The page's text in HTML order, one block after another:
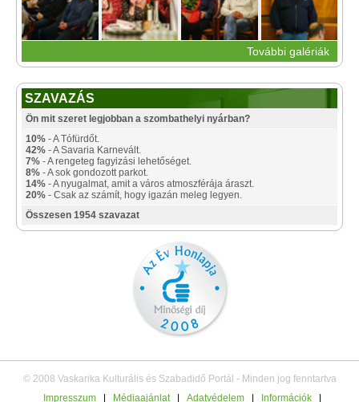
További galériák
SZAVAZÁS
Ön mit szeret legjobban a szombathelyi nyárban?
10% - A Tófürdőt.
42% - A Savaria Karnevált.
7% - A rengeteg fagyizási lehetőséget.
8% - A sok gondozott parkot.
14% - A nyugalmat, amit a város atmoszférája áraszt.
20% - Csak az számít, hogy igazán meleg legyen.
Összesen 1954 szavazat
© 2008 Vaskarika Kulturális és Szabadidő Portál - Minden jog fenntartva
Impresszum
Médiaajánlat Adatvédelem Információk